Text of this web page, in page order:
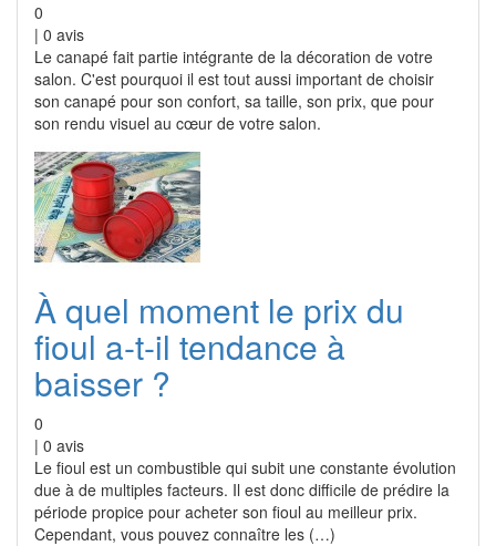
0
| 0 avis
Le canapé fait partie intégrante de la décoration de votre
salon. C'est pourquoi il est tout aussi important de choisir
son canapé pour son confort, sa taille, son prix, que pour
son rendu visuel au cœur de votre salon.
À quel moment le prix du
fioul a-t-il tendance à
baisser ?
0
| 0 avis
Le fioul est un combustible qui subit une constante évolution
due à de multiples facteurs. Il est donc difficile de prédire la
période propice pour acheter son fioul au meilleur prix.
Cependant, vous pouvez connaître les (…)